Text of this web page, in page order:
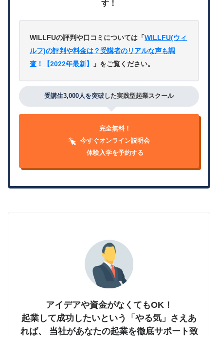
す！
WILLFUの評判や口コミについては「WILLFU(ウィ
ルフ)の評判や料金は？受講者のリアルな声も調
査！【2022年最新】
」をご覧ください。
受講生3,000人を突破 した実践型起業スクール
完全無料！
今すぐオンライン説明会
体験入学を予約する
アイデアや資金がなくてもOK！
起業して成功したいという「やる気」さえあ
れば、
当社があなたの起業を徹底サポート致